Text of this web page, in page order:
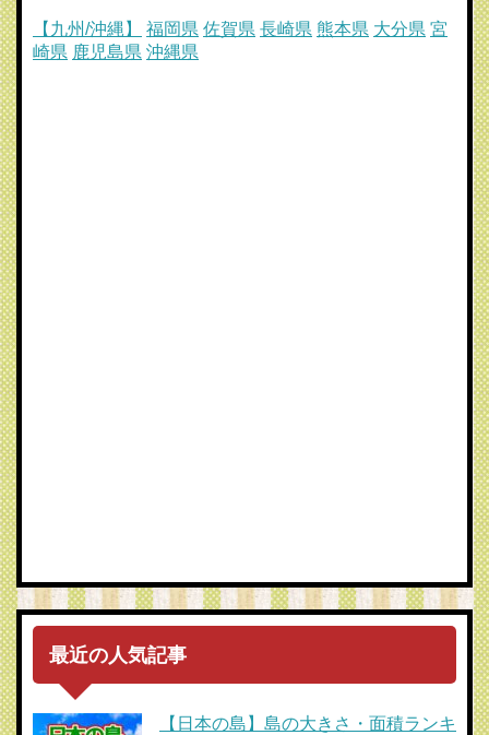
【九州/沖縄】 福岡県 佐賀県 長崎県 熊本県 大分県 宮
崎県 鹿児島県 沖縄県
最近の人気記事
【日本の島】島の大きさ・面積ランキ